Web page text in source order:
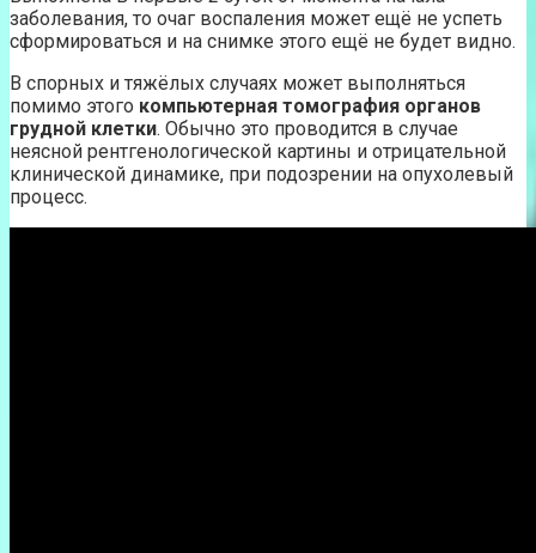
заболевания, то очаг воспаления может ещё не успеть
сформироваться и на снимке этого ещё не будет видно.
В спорных и тяжёлых случаях может выполняться
помимо этого компьютерная томография органов
грудной клетки. Обычно это проводится в случае
неясной рентгенологической картины и отрицательной
клинической динамике, при подозрении на опухолевый
процесс.